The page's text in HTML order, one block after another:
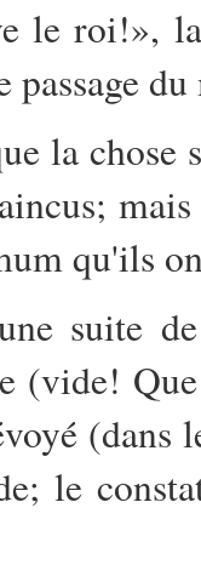
le roi!»,
passage
la chose
qu'ils
suite
(vide!
(dans
le